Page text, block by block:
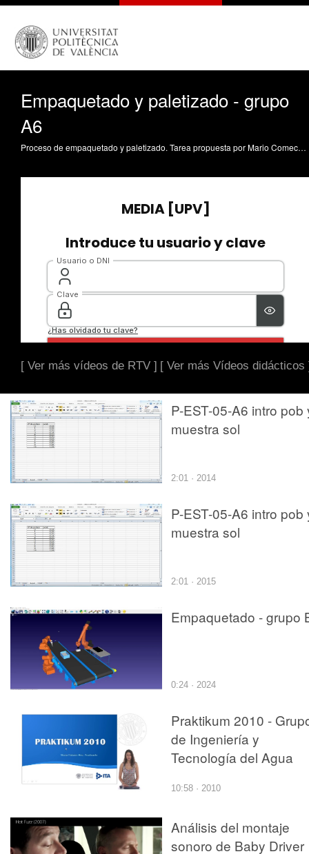
Empaquetado y paletizado - grupo
A6
Proceso de empaquetado y paletizado. Tarea propuesta por Mario Comeche Mañes, Emilio Giménez Medina, Álvaro Gómez Buleo y Adrián Trujillo de Dios.
[ Ver más vídeos de RTV ] [ Ver más Vídeos didácticos
P-EST-05-A6 intro pob
muestra sol
2:01 · 2014
P-EST-05-A6 intro pob
muestra sol
2:01 · 2015
Empaquetado - grupo
0:24 · 2024
Praktikum 2010 -
de Ingeniería y
Tecnología del Agua
10:58 · 2010
Análisis del montaje
sonoro de Baby Driver